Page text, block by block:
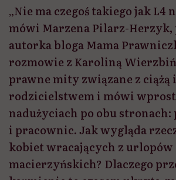
„Nie ma czegoś takiego jak L4
mówi Marzena Pilarz-
autorka bloga Mama
rozmowie z Karoliną
prawne mity związane z ciążą i
rodzicielstwem i mówi
nadużyciach po obu stronach:
i pracownic. Jak wygląda
kobiet wracających z urlopów
macierzyńskich? Dlaczego